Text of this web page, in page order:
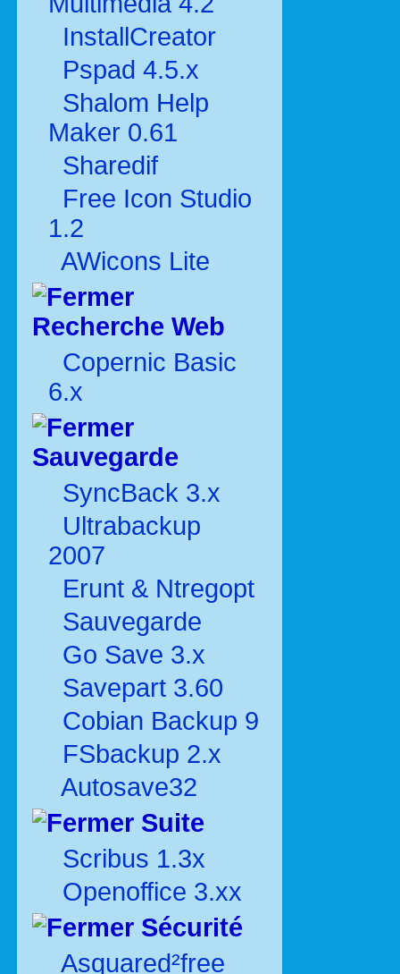
InstallCreator
Pspad 4.5.x
Shalom Help
Maker 0.61
Sharedif
Free Icon Studio
1.2
AWicons Lite
Recherche Web
Copernic Basic
6.x
Sauvegarde
SyncBack 3.x
Ultrabackup
2007
Erunt & Ntregopt
Sauvegarde
Go Save 3.x
Savepart 3.60
Cobian Backup 9
FSbackup 2.x
Autosave32
Suite
Scribus 1.3x
Openoffice 3.xx
Sécurité
Asquared²free